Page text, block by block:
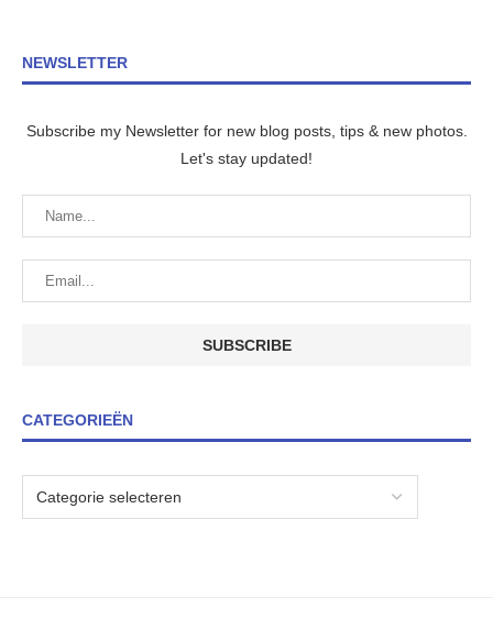
NEWSLETTER
Subscribe my Newsletter for new blog posts, tips & new photos.
Let's stay updated!
CATEGORIEËN